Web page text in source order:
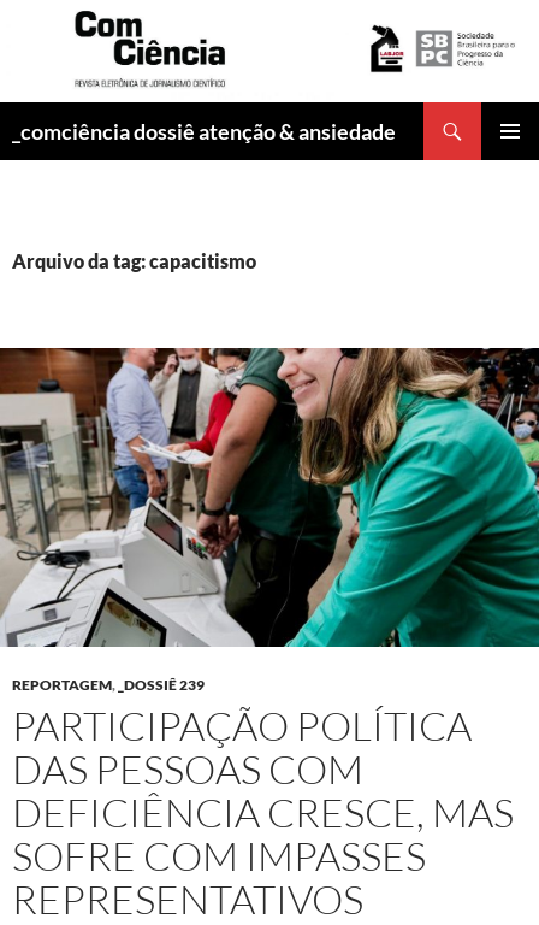
_comciência dossiê atenção & ansiedade
Arquivo da tag: capacitismo
REPORTAGEM, _DOSSIÊ 239
PARTICIPAÇÃO POLÍTICA
DAS PESSOAS COM
DEFICIÊNCIA CRESCE, MAS
SOFRE COM IMPASSES
REPRESENTATIVOS